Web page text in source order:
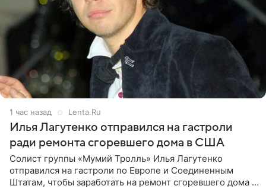
1 час назад Lenta.Ru
Илья Лагутенко отправился на гастроли
ради ремонта сгоревшего дома в США
Солист группы «Мумий Тролль» Илья Лагутенко
отправился на гастроли по Европе и Соединенным
Штатам, чтобы заработать на ремонт сгоревшего дома в